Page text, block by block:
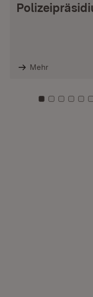
Mehr
Zu Kachel: 0
ZuZuZu